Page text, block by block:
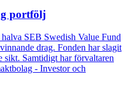
portfölj
SEB Swedish Value Fund
drag. Fonden har slagit
sikt. Samtidigt har förvaltaren
- Investor och